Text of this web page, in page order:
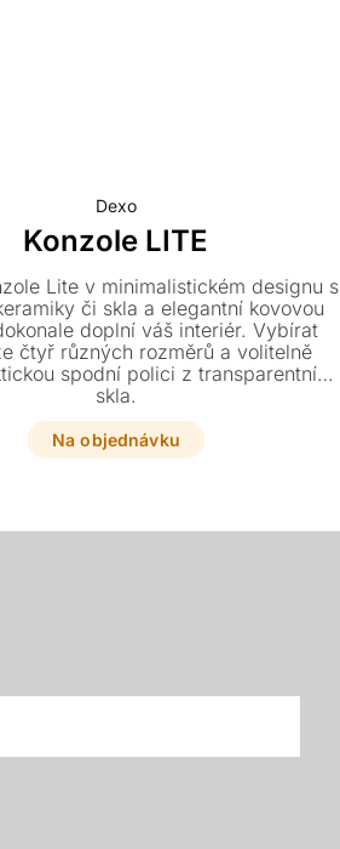
Dexo
Konzole LITE
Lite v minimalistickém designu s
či skla a elegantní kovovou
doplní váš interiér. Vybírat
čtyř různých rozměrů a volitelně
spodní polici z transparentního
skla.
Na objednávku